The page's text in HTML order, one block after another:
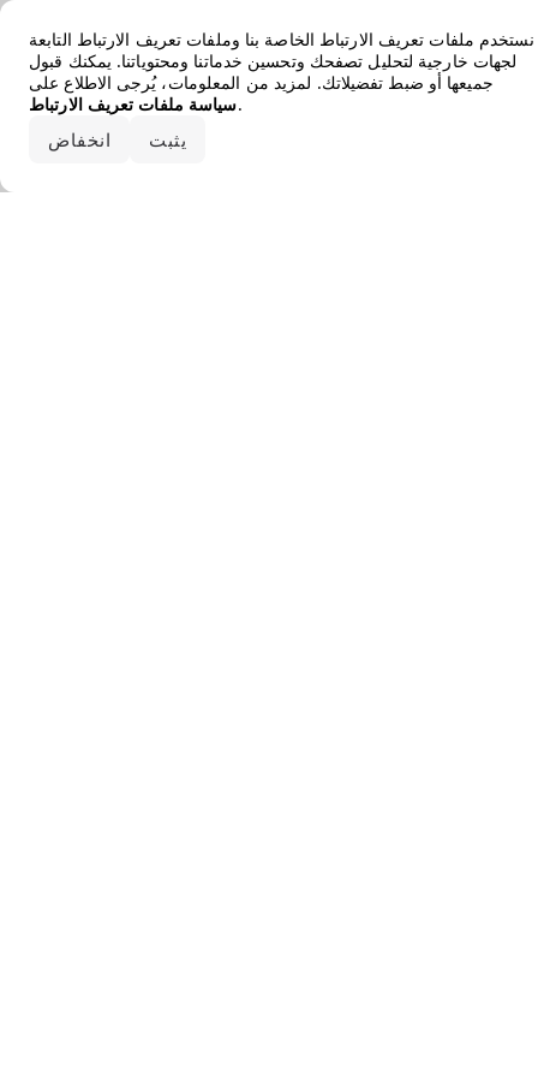
نستخدم ملفات تعريف الارتباط الخاصة بنا وملفات تعريف الارتباط التابعة
لجهات خارجية لتحليل تصفحك وتحسين خدماتنا ومحتوياتنا. يمكنك قبول
جميعها أو ضبط تفضيلاتك. لمزيد من المعلومات، يُرجى الاطلاع على
سياسة ملفات تعريف الارتباط.
انخفاض يثبت
Error loading the brand